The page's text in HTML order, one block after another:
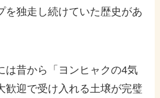
を独走し続けていた歴史があ
は昔から「ヨンヒャクの4気
歓迎で受け入れる土壌が完璧